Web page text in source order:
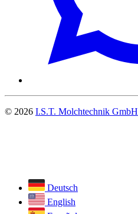
© 2026 I.S.T. Molchtechnik GmbH
Deutsch
English